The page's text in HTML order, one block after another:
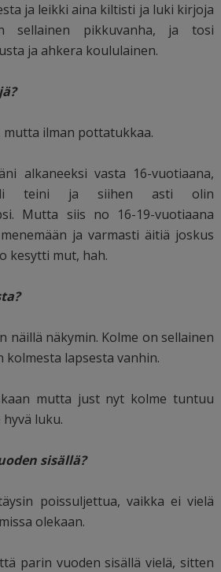
ja leikki aina kiltisti ja luki kirjoja
sellainen pikkuvanha, ja tosi
ja ahkera koululainen.
ilman pottatukkaa.
alkaneeksi vasta 16-vuotiaana,
teini ja siihen asti olin
Mutta siis no 16-19-vuotiaana
ja varmasti äitiä joskus
kesytti mut, hah.
näillä näkymin. Kolme on sellainen
kolmesta lapsesta vanhin.
mutta just nyt kolme tuntuu
luku.
sisällä?
poissuljettua, vaikka ei vielä
olekaan.
parin vuoden sisällä vielä, sitten